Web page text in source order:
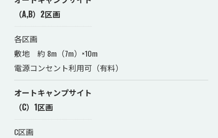
（A,B）2区画
各区画
敷地 約 8m（7m）×10m
電源コンセント利用可（有料）
オートキャンプサイト
（C）1区画
C区画